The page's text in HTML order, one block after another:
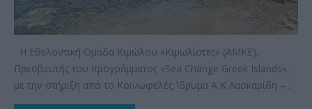
Η Εθελοντική Ομάδα Κιμώλου «Κιμωλίστες» (ΑΜΚΕ),
Πρεσβευτής του προγράμματος «Sea Change Greek Islands»,
με την στήριξη από το Κοινωφελές Ίδρυμα Α Κ Λασκαρίδη –...